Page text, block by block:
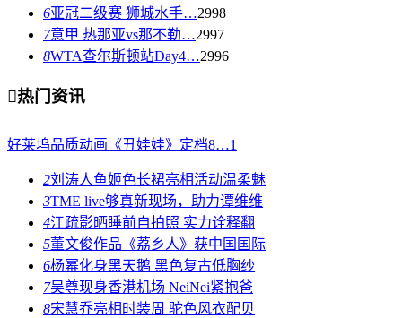
6亚冠二级赛 狮城水手…2998
7意甲 热那亚vs那不勒…2997
8WTA查尔斯顿站Day4…2996
热门资讯
好莱坞品质动画《丑娃娃》定档8… 1
2刘涛人鱼姬色长裙亮相活动温柔魅
3TME live够真新现场，助力谭维维
4江疏影晒睡前自拍照 实力诠释翻
5董文俊作品《荔乡人》获中国国际
6杨幂化身黑天鹅 黑色复古低胸纱
7吴尊现身香港机场 NeiNei紧抱爸
8宋慧乔亮相时装周 驼色风衣配贝